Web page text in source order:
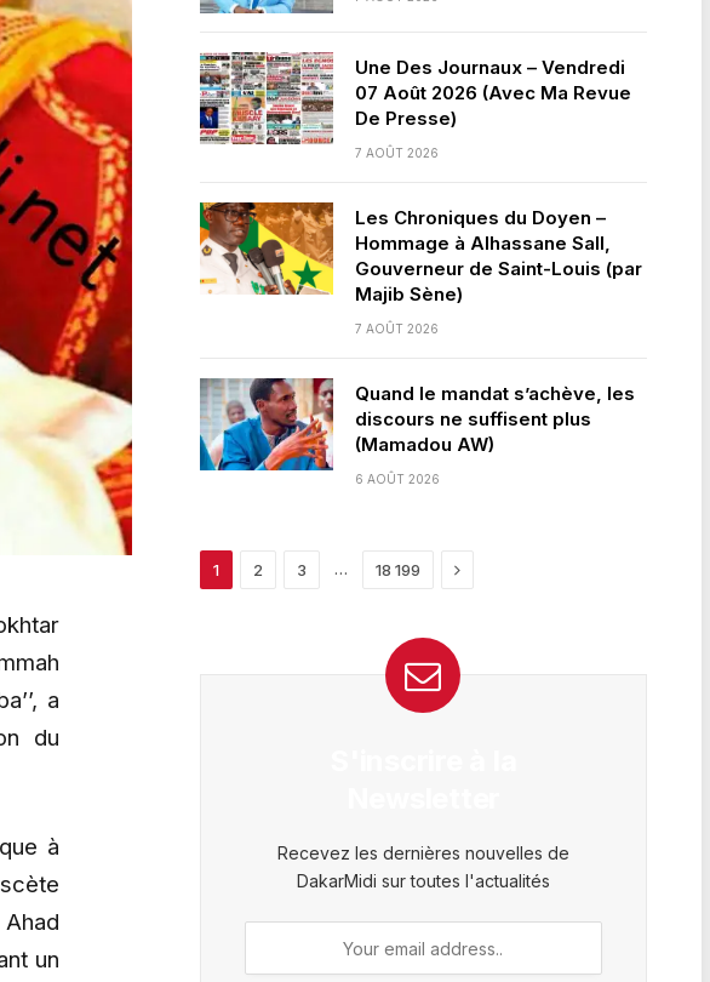
a
du
à
un
Une Des Journaux – Vendredi
07 Août 2026 (Avec Ma Revue
De Presse)
7 AOÛT 2026
Les Chroniques du Doyen –
Hommage à Alhassane Sall,
Gouverneur de Saint-Louis (par
Majib Sène)
7 AOÛT 2026
Quand le mandat s’achève, les
discours ne suffisent plus
(Mamadou AW)
6 AOÛT 2026
1 2 3 … 18 199 Next
Recevez les dernières nouvelles de
DakarMidi sur toutes l'actualités